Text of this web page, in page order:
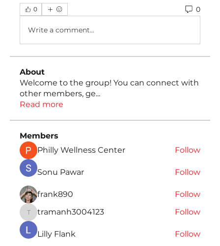
0 0
Write a comment...
About
Welcome to the group! You can connect with
other members, ge...
Read more
Members
Philly Wellness Center
Follow
Sonu Pawar Follow
frank890 Follow
tramanh3004123
tramanh3004123 Follow
Lilly Flank Follow